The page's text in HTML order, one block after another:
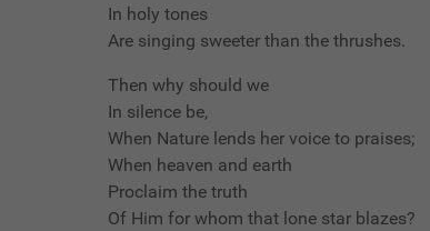
In holy tones
Are singing sweeter than the thrushes.
Then why should we
In silence be,
When Nature lends her voice to praises;
When heaven and earth
Proclaim the truth
Of Him for whom that lone star blazes?